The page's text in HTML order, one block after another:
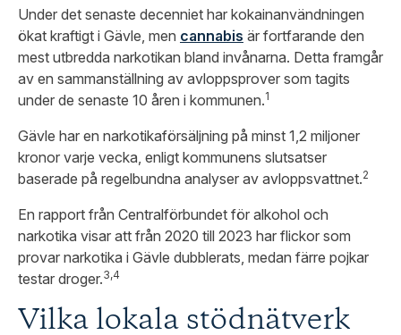
Under det senaste decenniet har kokainanvändningen
ökat kraftigt i Gävle, men cannabis är fortfarande den
mest utbredda narkotikan bland invånarna. Detta framgår
av en sammanställning av avloppsprover som tagits
under de senaste 10 åren i kommunen.1
Gävle har en narkotikaförsäljning på minst 1,2 miljoner
kronor varje vecka, enligt kommunens slutsatser
baserade på regelbundna analyser av avloppsvattnet.2
En rapport från Centralförbundet för alkohol och
narkotika visar att från 2020 till 2023 har flickor som
provar narkotika i Gävle dubblerats, medan färre pojkar
testar droger.3,4
Vilka lokala stödnätverk